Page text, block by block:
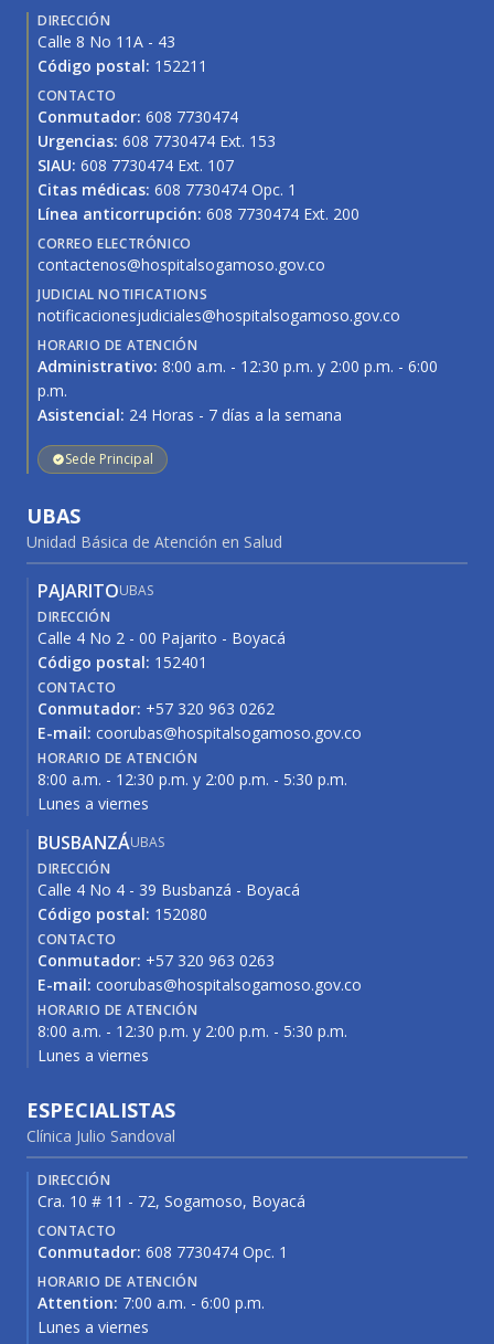
DIRECCIÓN
Calle 8 No 11A - 43
Código postal: 152211
CONTACTO
Conmutador: 608 7730474
Urgencias: 608 7730474 Ext. 153
SIAU: 608 7730474 Ext. 107
Citas médicas: 608 7730474 Opc. 1
Línea anticorrupción: 608 7730474 Ext. 200
CORREO ELECTRÓNICO
contactenos@hospitalsogamoso.gov.co
JUDICIAL NOTIFICATIONS
notificacionesjudiciales@hospitalsogamoso.gov.co
HORARIO DE ATENCIÓN
Administrativo: 8:00 a.m. - 12:30 p.m. y 2:00 p.m. - 6:00
p.m.
Asistencial: 24 Horas - 7 días a la semana
Sede Principal
UBAS
Unidad Básica de Atención en Salud
PAJARITOUBAS
DIRECCIÓN
Calle 4 No 2 - 00 Pajarito - Boyacá
Código postal: 152401
CONTACTO
Conmutador: +57 320 963 0262
E-mail: coorubas@hospitalsogamoso.gov.co
HORARIO DE ATENCIÓN
8:00 a.m. - 12:30 p.m. y 2:00 p.m. - 5:30 p.m.
Lunes a viernes
BUSBANZÁUBAS
DIRECCIÓN
Calle 4 No 4 - 39 Busbanzá - Boyacá
Código postal: 152080
CONTACTO
Conmutador: +57 320 963 0263
E-mail: coorubas@hospitalsogamoso.gov.co
HORARIO DE ATENCIÓN
8:00 a.m. - 12:30 p.m. y 2:00 p.m. - 5:30 p.m.
Lunes a viernes
ESPECIALISTAS
Clínica Julio Sandoval
DIRECCIÓN
Cra. 10 # 11 - 72, Sogamoso, Boyacá
CONTACTO
Conmutador: 608 7730474 Opc. 1
HORARIO DE ATENCIÓN
Attention: 7:00 a.m. - 6:00 p.m.
Lunes a viernes